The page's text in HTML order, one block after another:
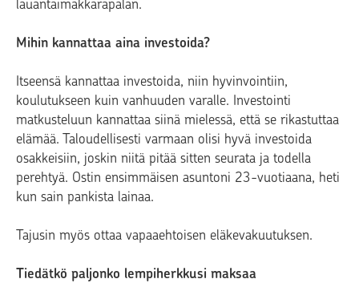
lauantaimakkarapalan.
Mihin kannattaa aina investoida?
Itseensä kannattaa investoida, niin hyvinvointiin,
koulutukseen kuin vanhuuden varalle. Investointi
matkusteluun kannattaa siinä mielessä, että se rikastuttaa
elämää. Taloudellisesti varmaan olisi hyvä investoida
osakkeisiin, joskin niitä pitää sitten seurata ja todella
perehtyä. Ostin ensimmäisen asuntoni 23-vuotiaana, heti
kun sain pankista lainaa.
Tajusin myös ottaa vapaaehtoisen eläkevakuutuksen.
Tiedätkö paljonko lempiherkkusi maksaa